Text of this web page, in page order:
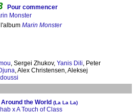
Pour commencer
Monster
Marin Monster
, Sergei Zhukov, Yanis Dili, Peter
, Alex Christensen, Aleksej
the World (La La La)
x A Touch of Class